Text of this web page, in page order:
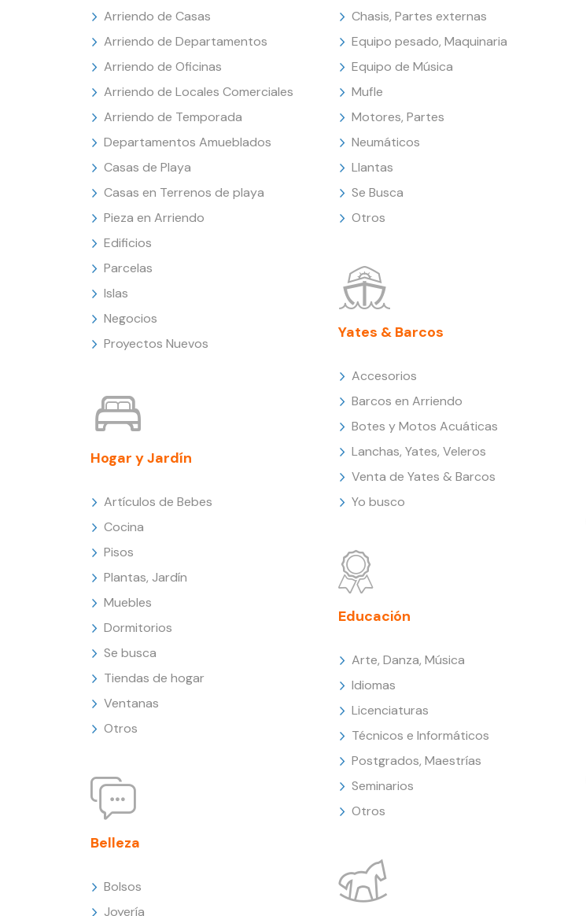
Arriendo de Casas
Arriendo de Departamentos
Arriendo de Oficinas
Arriendo de Locales Comerciales
Arriendo de Temporada
Departamentos Amueblados
Casas de Playa
Casas en Terrenos de playa
Pieza en Arriendo
Edificios
Parcelas
Islas
Negocios
Proyectos Nuevos
Hogar y Jardín
Artículos de Bebes
Cocina
Pisos
Plantas, Jardín
Muebles
Dormitorios
Se busca
Tiendas de hogar
Ventanas
Otros
Belleza
Bolsos
Joyería
Chasis, Partes externas
Equipo pesado, Maquinaria
Equipo de Música
Mufle
Motores, Partes
Neumáticos
Llantas
Se Busca
Otros
Yates & Barcos
Accesorios
Barcos en Arriendo
Botes y Motos Acuáticas
Lanchas, Yates, Veleros
Venta de Yates & Barcos
Yo busco
Educación
Arte, Danza, Música
Idiomas
Licenciaturas
Técnicos e Informáticos
Postgrados, Maestrías
Seminarios
Otros